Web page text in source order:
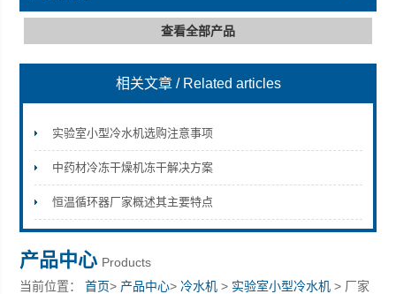
上海拓纷机械设备有限公司
查看全部产品
相关文章 / Related articles
实验室小型冷水机选购注意事项
中药材冷冻干燥机冻干解决方案
恒温循环器厂家概述其主要特点
产品中心 Products
当前位置：首页> 产品中心>冷水机 > 实验室小型冷水机 > 厂家